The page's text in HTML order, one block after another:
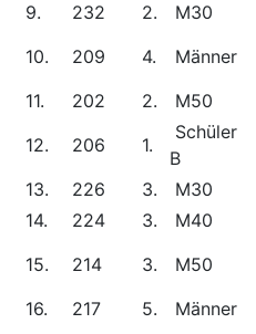
9.
232 2. M30
10.
209 4. Männer
11.
202 2. M50
12.
206 1.
Schüler
B
13.
226 3. M30
14.
224 3. M40
15.
214 3. M50
16.
217 5. Männer